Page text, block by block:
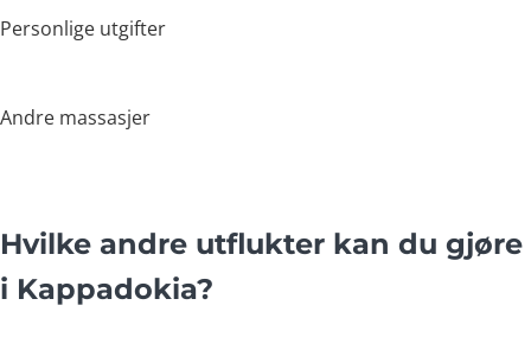
Personlige utgifter
Andre massasjer
Hvilke andre utflukter kan du gjøre
i Kappadokia?